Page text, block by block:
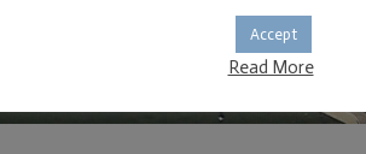
Accept
Read More